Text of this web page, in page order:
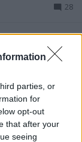
parties, or
for
opt-out
that after your
seeing
28
múltkori
Informaţii
A